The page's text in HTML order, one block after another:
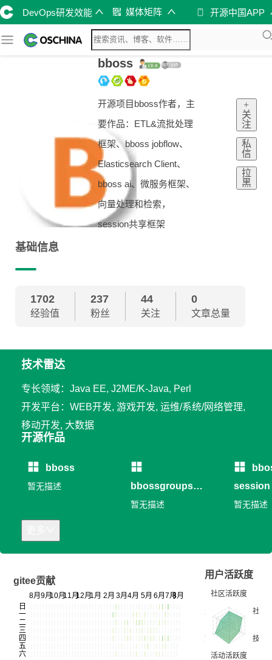
DevOps研发效能 媒体矩阵 开源中国APP
bboss
开源项目bboss作者，主
要作品：ETL&流批处理
框架、bboss jobflow、
Elasticsearch Client、
bboss ai、微服务框架、
向量处理和检索，
session共享框架
+
关
注
私
信
拉
黑
基础信息
1702
经验值
237
粉丝
44
关注
0
文章总量
技术雷达
专长领域：Java EE, J2ME/K-Java, Perl
开发平台：WEB开发, 游戏开发, 运维/系统/网络管理,
移动开发, 大数据
开源作品
bboss
暂无描述
bbossgroups
RPC
暂无描述
session
暂无描述
gitee贡献
用户活跃度